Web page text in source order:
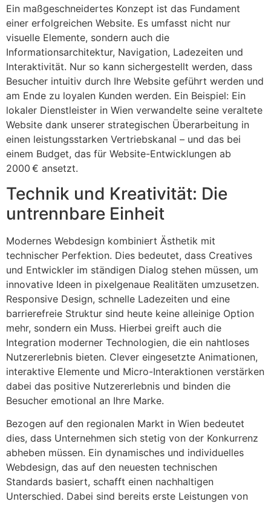
Ein maßgeschneidertes Konzept ist das Fundament
einer erfolgreichen Website. Es umfasst nicht nur
visuelle Elemente, sondern auch die
Informationsarchitektur, Navigation, Ladezeiten und
Interaktivität. Nur so kann sichergestellt werden, dass
Besucher intuitiv durch Ihre Website geführt werden und
am Ende zu loyalen Kunden werden. Ein Beispiel: Ein
lokaler Dienstleister in Wien verwandelte seine veraltete
Website dank unserer strategischen Überarbeitung in
einen leistungsstarken Vertriebskanal – und das bei
einem Budget, das für Website-Entwicklungen ab
2000 € ansetzt.
Technik und Kreativität: Die
untrennbare Einheit
Modernes Webdesign kombiniert Ästhetik mit
technischer Perfektion. Dies bedeutet, dass Creatives
und Entwickler im ständigen Dialog stehen müssen, um
innovative Ideen in pixelgenaue Realitäten umzusetzen.
Responsive Design, schnelle Ladezeiten und eine
barrierefreie Struktur sind heute keine alleinige Option
mehr, sondern ein Muss. Hierbei greift auch die
Integration moderner Technologien, die ein nahtloses
Nutzererlebnis bieten. Clever eingesetzte Animationen,
interaktive Elemente und Micro-Interaktionen verstärken
dabei das positive Nutzererlebnis und binden die
Besucher emotional an Ihre Marke.
Bezogen auf den regionalen Markt in Wien bedeutet
dies, dass Unternehmen sich stetig von der Konkurrenz
abheben müssen. Ein dynamisches und individuelles
Webdesign, das auf den neuesten technischen
Standards basiert, schafft einen nachhaltigen
Unterschied. Dabei sind bereits erste Leistungen von